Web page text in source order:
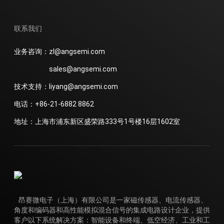
联系我们
业务咨询：zl@angsemi.com
sales@angsemi.com
技术支持：liyang@angsemi.com
电话：+86-21-6882 8862
地址：上海市浦东新区盛荣路333号1号楼16层1602室
昂赛微电子（上海）有限公司是一家磁传感器、电流传感器、
角度和编码器和高性能模拟混合信号的集成电路设计企业，提供
客户以下系统解决方案：智能设备和终端、低空经济、工业和工